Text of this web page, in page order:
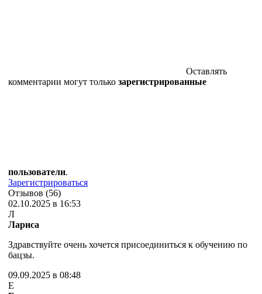
Оставлять
комментарии могут только зарегистрированные
пользователи.
Зарегистрироваться
Отзывов (56)
02.10.2025 в 16:53
Л
Лариса
Здравствуйте очень хочется присоединиться к обучению по
бацзы.
09.09.2025 в 08:48
Е